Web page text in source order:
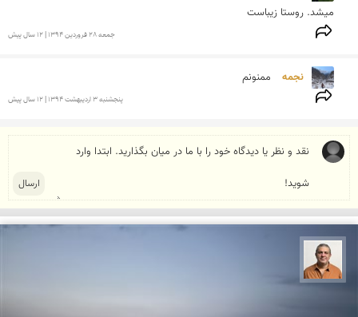
میشد. روستا زیباست
جمعه 28 فروردين 1394 | 12 سال پیش
نجمه ممنونم
پنجشنبه 3 ارديبهشت 1394 | 12 سال پیش